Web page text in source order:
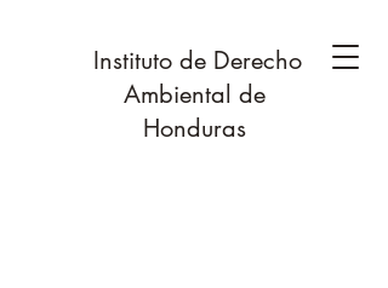
Instituto de Derecho
Ambiental de
Honduras